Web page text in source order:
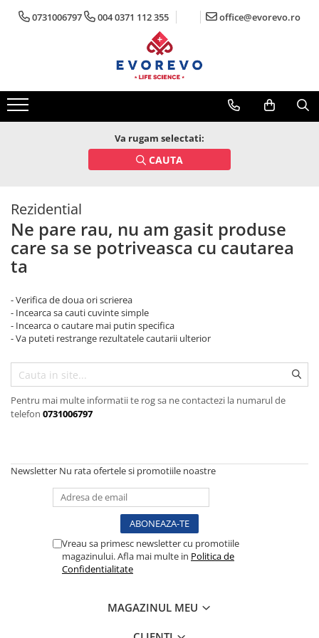
Concentratoare oxigen
Dopplere
Capnometre
Lampi operatie
Negatoscoape
Perfuzomate
Injectomate
CPAP si AUTOCPAP
Instrumentar
Instalatii gaze medicinale
Oxigenatoare
Regulatoare presiune gaze
Butelii gaze medicale
Carucioare butelii gaze
Conectori gaze medicinale
Componente statii gaze
Panouri control si alarmare
Dispozitive si sisteme de prindere /
Higrometre
Termohigrometre
0731006797 004 0371 112 355 office@evorevo.ro
Va rugam selectati:
CAUTA
Rezidential
Ne pare rau, nu am gasit produse
care sa se potriveasca cu cautarea
ta
- Verifica de doua ori scrierea
- Incearca sa cauti cuvinte simple
- Incearca o cautare mai putin specifica
- Va puteti restrange rezultatele cautarii ulterior
Pentru mai multe informatii te rog sa ne contactezi la numarul de
telefon 0731006797
Newsletter Nu rata ofertele si promotiile noastre
Vreau sa primesc newsletter cu promotiile
magazinului. Afla mai multe in Politica de
Confidentialitate
MAGAZINUL MEU